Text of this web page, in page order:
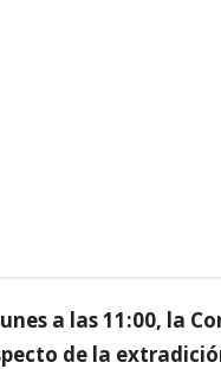
a las 11:00, la
de la